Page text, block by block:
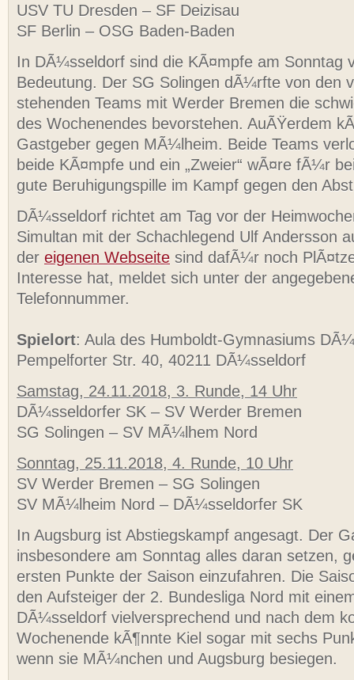
USV TU Dresden – SF Deizisau
SF Berlin – OSG Baden-Baden
In DÃ¼sseldorf sind die KÃ¤mpfe am Sonntag
Bedeutung. Der SG Solingen dÃ¼rfte von den
stehenden Teams mit Werder Bremen die
des Wochenendes bevorstehen. AuÃŸerdem
Gastgeber gegen MÃ¼lheim. Beide Teams
beide KÃ¤mpfe und ein „Zweier“ wÃ¤re fÃ¼r
gute Beruhigungspille im Kampf gegen den
DÃ¼sseldorf richtet am Tag vor der
Simultan mit der Schachlegend Ulf Andersson
der eigenen Webseite sind dafÃ¼r noch
Interesse hat, meldet sich unter der
Telefonnummer.
Spielort: Aula des Humboldt-Gymnasiums
Pempelforter Str. 40, 40211 DÃ¼sseldorf
Samstag, 24.11.2018, 3. Runde, 14 Uhr
DÃ¼sseldorfer SK – SV Werder Bremen
SG Solingen – SV MÃ¼lhem Nord
Sonntag, 25.11.2018, 4. Runde, 10 Uhr
SV Werder Bremen – SG Solingen
SV MÃ¼lheim Nord – DÃ¼sseldorfer SK
In Augsburg ist Abstiegskampf angesagt. Der
insbesondere am Sonntag alles daran setzen,
ersten Punkte der Saison einzufahren. Die
den Aufsteiger der 2. Bundesliga Nord mit
DÃ¼sseldorf vielversprechend und nach dem
Wochenende kÃ¶nnte Kiel sogar mit sechs
wenn sie MÃ¼nchen und Augsburg besiegen.